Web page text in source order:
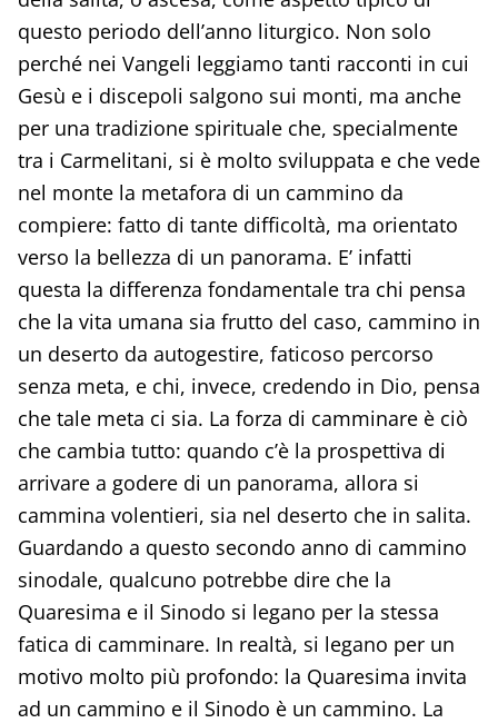
questo periodo dell’anno liturgico. Non solo
perché nei Vangeli leggiamo tanti racconti in cui
Gesù e i discepoli salgono sui monti, ma anche
per una tradizione spirituale che, specialmente
tra i Carmelitani, si è molto sviluppata e che vede
nel monte la metafora di un cammino da
compiere: fatto di tante difficoltà, ma orientato
verso la bellezza di un panorama. E’ infatti
questa la differenza fondamentale tra chi pensa
che la vita umana sia frutto del caso, cammino in
un deserto da autogestire, faticoso percorso
senza meta, e chi, invece, credendo in Dio, pensa
che tale meta ci sia. La forza di camminare è ciò
che cambia tutto: quando c’è la prospettiva di
arrivare a godere di un panorama, allora si
cammina volentieri, sia nel deserto che in salita.
Guardando a questo secondo anno di cammino
sinodale, qualcuno potrebbe dire che la
Quaresima e il Sinodo si legano per la stessa
fatica di camminare. In realtà, si legano per un
motivo molto più profondo: la Quaresima invita
ad un cammino e il Sinodo è un cammino. La